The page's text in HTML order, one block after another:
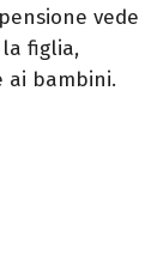
vede
figlia,
ai bambini.